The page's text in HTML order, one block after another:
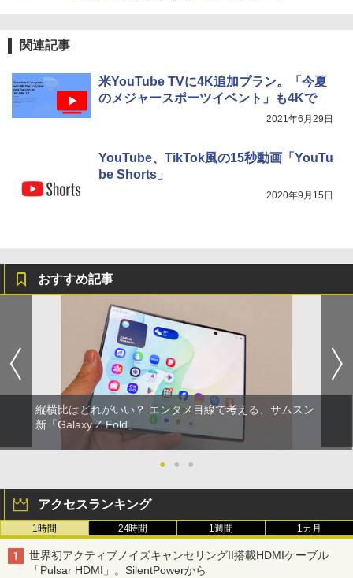
関連記事
米YouTube TVに4K追加プラン。「今夏
のメジャースポーツイベント」も4Kで
2021年6月29日
YouTube、TikTok風の15秒動画「YouTu
be Shorts」
2020年9月15日
おすすめ記事
縦横比はどれがいい？ エンタメ目線で考える、サムスン
新「Galaxy Z Fold」
● ● ●
アクセスランキング
1時間 24時間 1週間 1カ月
世界初アクティブノイズキャンセリングII搭載HDMIケーブル
「Pulsar HDMI」。SilentPowerから